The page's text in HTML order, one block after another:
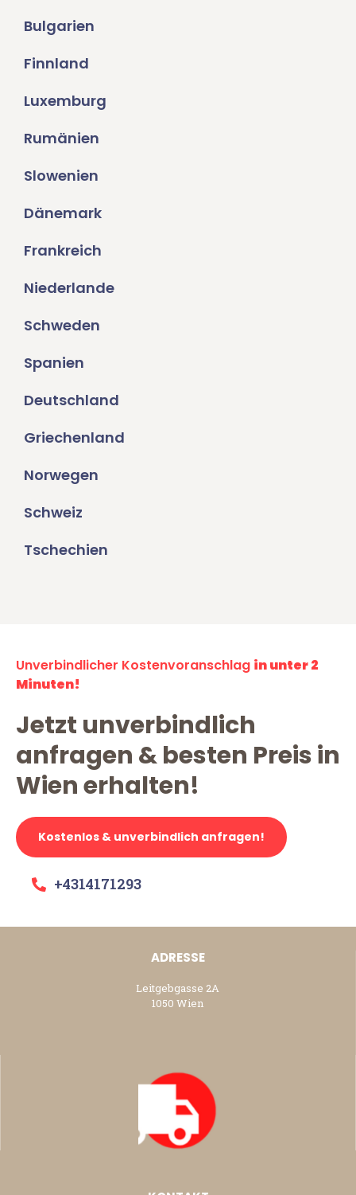
Bulgarien
Finnland
Luxemburg
Rumänien
Slowenien
Dänemark
Frankreich
Niederlande
Schweden
Spanien
Deutschland
Griechenland
Norwegen
Schweiz
Tschechien
Unverbindlicher Kostenvoranschlag in unter 2
Minuten!
Jetzt unverbindlich
anfragen & besten Preis in
Wien erhalten!
Kostenlos & unverbindlich anfragen!
+4314171293
ADRESSE
Leitgebgasse 2A
1050 Wien